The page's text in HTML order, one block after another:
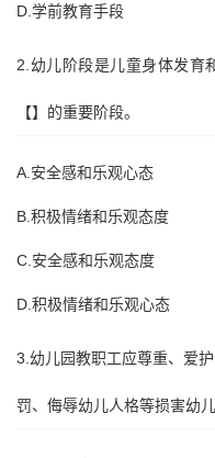
D.学前教育手段
2.幼儿阶段是儿童身体发育
【】的重要阶段。
A.安全感和乐观心态
B.积极情绪和乐观态度
C.安全感和乐观态度
D.积极情绪和乐观心态
3.幼儿园教职工应尊重、爱
罚、侮辱幼儿人格等损害幼